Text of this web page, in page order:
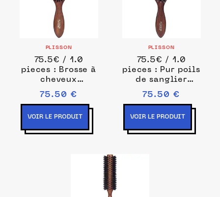
PLISSON
75.5€ / 1.0
pieces : Brosse à
cheveux
pneumatique
grand modèle -
Sanglier Brosses
plates 1 pieces
75.50 €
VOIR LE PRODUIT
PLISSON
75.5€ / 1.0
pieces : Pur poils
de sanglier
Brosses plates 1
pieces unisex
75.50 €
VOIR LE PRODUIT